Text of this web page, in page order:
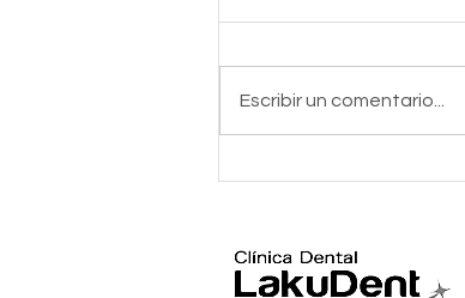
Escribir un comentario...